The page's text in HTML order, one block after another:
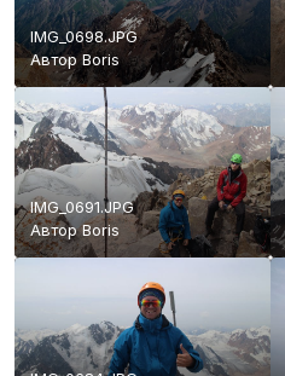
IMG_0698.JPG
АвторBoris
IMG_0691.JPG
АвторBoris